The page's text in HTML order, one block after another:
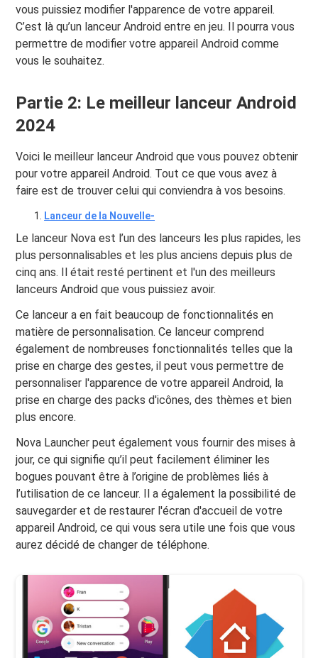
vous puissiez modifier l'apparence de votre appareil.
C’est là qu’un lanceur Android entre en jeu. Il pourra vous
permettre de modifier votre appareil Android comme
vous le souhaitez.
Partie 2: Le meilleur lanceur Android
2024
Voici le meilleur lanceur Android que vous pouvez obtenir
pour votre appareil Android. Tout ce que vous avez à
faire est de trouver celui qui conviendra à vos besoins.
Lanceur de la Nouvelle-
Le lanceur Nova est l’un des lanceurs les plus rapides, les
plus personnalisables et les plus anciens depuis plus de
cinq ans. Il était resté pertinent et l'un des meilleurs
lanceurs Android que vous puissiez avoir.
Ce lanceur a en fait beaucoup de fonctionnalités en
matière de personnalisation. Ce lanceur comprend
également de nombreuses fonctionnalités telles que la
prise en charge des gestes, il peut vous permettre de
personnaliser l'apparence de votre appareil Android, la
prise en charge des packs d'icônes, des thèmes et bien
plus encore.
Nova Launcher peut également vous fournir des mises à
jour, ce qui signifie qu’il peut facilement éliminer les
bogues pouvant être à l’origine de problèmes liés à
l’utilisation de ce lanceur. Il a également la possibilité de
sauvegarder et de restaurer l'écran d'accueil de votre
appareil Android, ce qui vous sera utile une fois que vous
aurez décidé de changer de téléphone.